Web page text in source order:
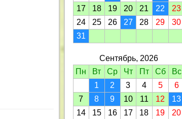
17
18 19 20 21 22
23
24
25 26 27 28 29
30
31
Сентябрь, 2026
Пн
Вт Ср Чт Пт Сб
Вс
1
2 3 4 5
6
7
8 9 10 11 12
13
14
15 16 17 18 19
20